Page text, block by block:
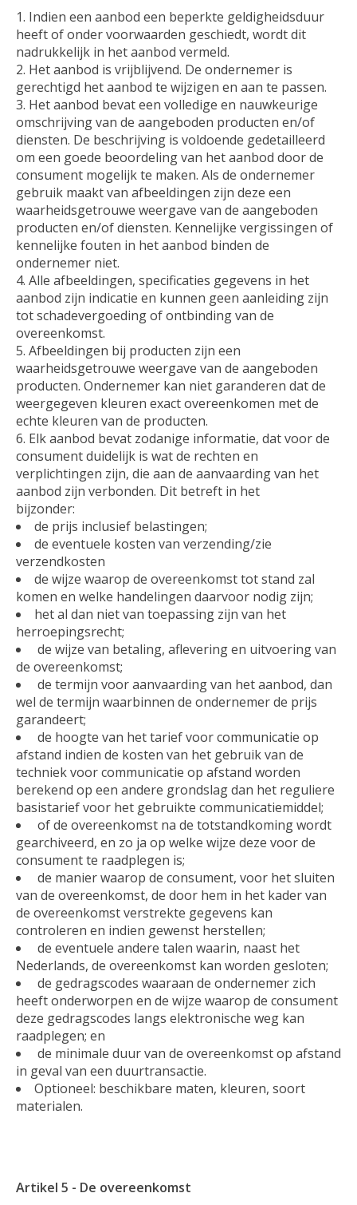
Indien een aanbod een beperkte geldigheidsduur
heeft of onder voorwaarden geschiedt, wordt dit
nadrukkelijk in het aanbod vermeld.
Het aanbod is vrijblijvend. De ondernemer is
gerechtigd het aanbod te wijzigen en aan te passen.
Het aanbod bevat een volledige en nauwkeurige
omschrijving van de aangeboden producten en/of
diensten. De beschrijving is voldoende gedetailleerd
om een goede beoordeling van het aanbod door de
consument mogelijk te maken. Als de ondernemer
gebruik maakt van afbeeldingen zijn deze een
waarheidsgetrouwe weergave van de aangeboden
producten en/of diensten. Kennelijke vergissingen of
kennelijke fouten in het aanbod binden de
ondernemer niet.
Alle afbeeldingen, specificaties gegevens in het
aanbod zijn indicatie en kunnen geen aanleiding zijn
tot schadevergoeding of ontbinding van de
overeenkomst.
Afbeeldingen bij producten zijn een
waarheidsgetrouwe weergave van de aangeboden
producten. Ondernemer kan niet garanderen dat de
weergegeven kleuren exact overeenkomen met de
echte kleuren van de producten.
Elk aanbod bevat zodanige informatie, dat voor de
consument duidelijk is wat de rechten en
verplichtingen zijn, die aan de aanvaarding van het
aanbod zijn verbonden. Dit betreft in het
bijzonder:
de prijs inclusief belastingen;
de eventuele kosten van verzending/zie
verzendkosten
de wijze waarop de overeenkomst tot stand zal
komen en welke handelingen daarvoor nodig zijn;
het al dan niet van toepassing zijn van het
herroepingsrecht;
de wijze van betaling, aflevering en uitvoering van
de overeenkomst;
de termijn voor aanvaarding van het aanbod, dan
wel de termijn waarbinnen de ondernemer de prijs
garandeert;
de hoogte van het tarief voor communicatie op
afstand indien de kosten van het gebruik van de
techniek voor communicatie op afstand worden
berekend op een andere grondslag dan het reguliere
basistarief voor het gebruikte communicatiemiddel;
of de overeenkomst na de totstandkoming wordt
gearchiveerd, en zo ja op welke wijze deze voor de
consument te raadplegen is;
de manier waarop de consument, voor het sluiten
van de overeenkomst, de door hem in het kader van
de overeenkomst verstrekte gegevens kan
controleren en indien gewenst herstellen;
de eventuele andere talen waarin, naast het
Nederlands, de overeenkomst kan worden gesloten;
de gedragscodes waaraan de ondernemer zich
heeft onderworpen en de wijze waarop de consument
deze gedragscodes langs elektronische weg kan
raadplegen; en
de minimale duur van de overeenkomst op afstand
in geval van een duurtransactie.
Optioneel: beschikbare maten, kleuren, soort
materialen.
Artikel 5 - De overeenkomst